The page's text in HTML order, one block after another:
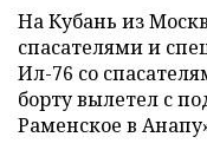
На Кубань из
спасателями и
Ил-76 со
борту вылетел с
Раменское в